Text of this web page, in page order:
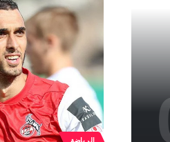
الرياضة